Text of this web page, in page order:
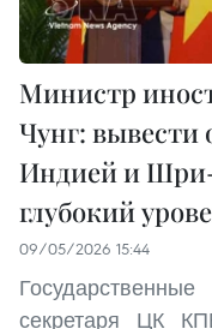
Министр
Чунг: вывести
Индией и Шри-
глубокий
09/05/2026 15:44
секретаря ЦК